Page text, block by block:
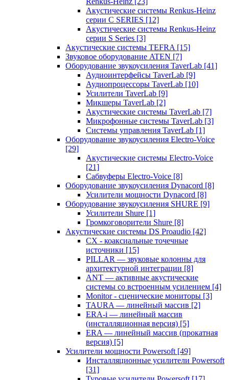
Акустические системы Renkus-Heinz
серии C SERIES [12]
Акустические системы Renkus-Heinz
серии S Series [3]
Акустические системы TEFRA [15]
Звуковое оборудование ATEN [7]
Оборудование звукоусиления TaverLab [41]
Аудиоинтерфейсы TaverLab [9]
Аудиопроцессоры TaverLab [10]
Усилители TaverLab [9]
Микшеры TaverLab [2]
Акустические системы TaverLab [7]
Микрофонные системы TaverLab [3]
Системы управления TaverLab [1]
Оборудование звукоусиления Electro-Voice
[29]
Акустические системы Electro-Voice
[21]
Сабвуферы Electro-Voice [8]
Оборудование звукоусиления Dynacord [8]
Усилители мощности Dynacord [8]
Оборудование звукоусиления SHURE [9]
Усилители Shure [1]
Громкоговорители Shure [8]
Акустические системы DS Proaudio [42]
CX - коаксиальные точечные
источники [15]
PILLAR — звуковые колонны для
архитектурной интеграции [8]
ANT — активные акустические
системы со встроенным усилением [4]
Monitor - сценические мониторы [3]
TAURA — линейный массив [2]
ERA-i — линейный массив
(инсталляционная версия) [5]
ERA — линейный массив (прокатная
версия) [5]
Усилители мощности Powersoft [49]
Инсталляционные усилители Powersoft
[31]